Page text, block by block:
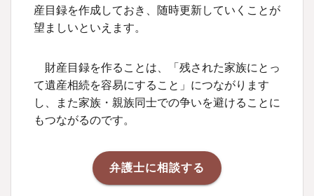
産目録を作成しておき、随時更新していくことが
望ましいといえます。
財産目録を作ることは、「残された家族にとっ
て遺産相続を容易にすること」につながります
し、また家族・親族同士での争いを避けることに
もつながるのです。
弁護士に相談する